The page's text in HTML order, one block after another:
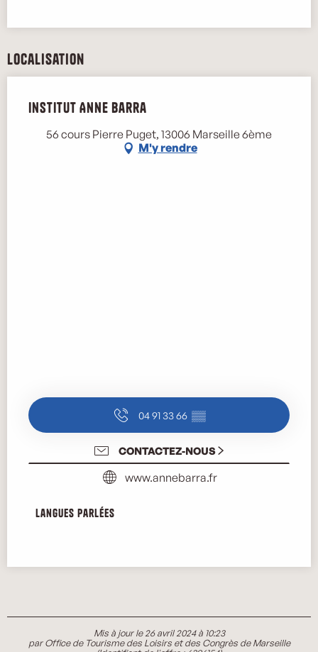
Localisation
Institut Anne Barra
56 cours Pierre Puget, 13006 Marseille 6ème
M'y rendre
04 91 33 66 ▒▒
CONTACTEZ-NOUS
www.annebarra.fr
Langues parlées
Langues parlées
Mis à jour le 26 avril 2024 à 10:23
par Office de Tourisme des Loisirs et des Congrès de Marseille